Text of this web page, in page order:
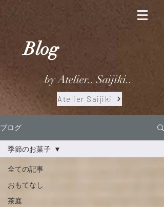
Blog
by Atelier.. Saijiki..
Atelier Saijiki
ブログ
全ての記事
おもてなし
茶庭
季節のお菓子